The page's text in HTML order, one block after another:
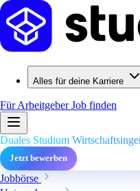
Alles für deine Karriere
Für ArbeitgeberJob finden
Duales Studium
Jetzt bewerben
Jobbörse